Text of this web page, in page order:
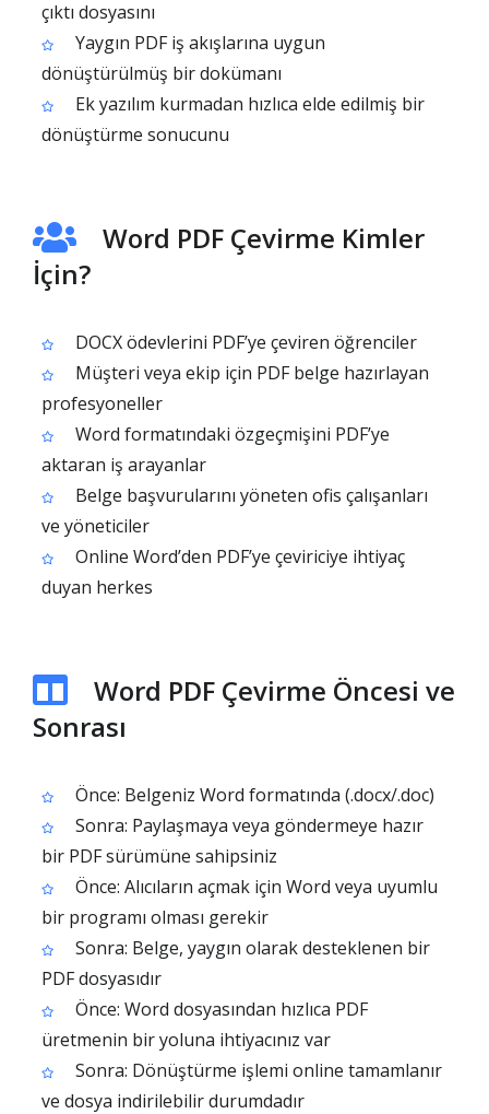
çıktı dosyasını
Yaygın PDF iş akışlarına uygun
dönüştürülmüş bir dokümanı
Ek yazılım kurmadan hızlıca elde edilmiş bir
dönüştürme sonucunu
Word PDF Çevirme Kimler
İçin?
DOCX ödevlerini PDF’ye çeviren öğrenciler
Müşteri veya ekip için PDF belge hazırlayan
profesyoneller
Word formatındaki özgeçmişini PDF’ye
aktaran iş arayanlar
Belge başvurularını yöneten ofis çalışanları
ve yöneticiler
Online Word’den PDF’ye çeviriciye ihtiyaç
duyan herkes
Word PDF Çevirme Öncesi ve
Sonrası
Önce: Belgeniz Word formatında (.docx/.doc)
Sonra: Paylaşmaya veya göndermeye hazır
bir PDF sürümüne sahipsiniz
Önce: Alıcıların açmak için Word veya uyumlu
bir programı olması gerekir
Sonra: Belge, yaygın olarak desteklenen bir
PDF dosyasıdır
Önce: Word dosyasından hızlıca PDF
üretmenin bir yoluna ihtiyacınız var
Sonra: Dönüştürme işlemi online tamamlanır
ve dosya indirilebilir durumdadır